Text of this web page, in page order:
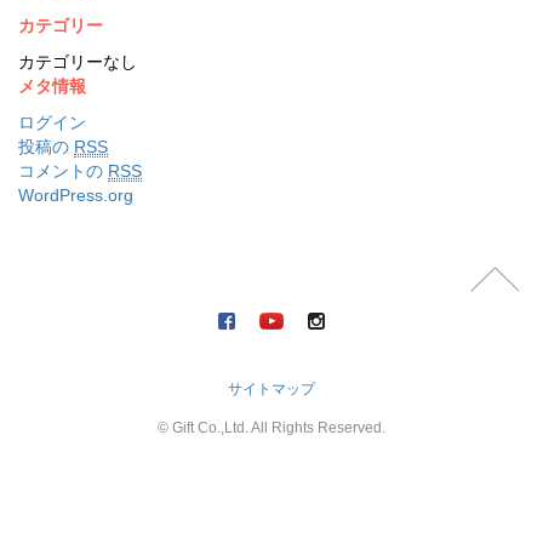
カテゴリー
カテゴリーなし
メタ情報
ログイン
投稿の RSS
コメントの RSS
WordPress.org
サイトマップ
© Gift Co.,Ltd. All Rights Reserved.